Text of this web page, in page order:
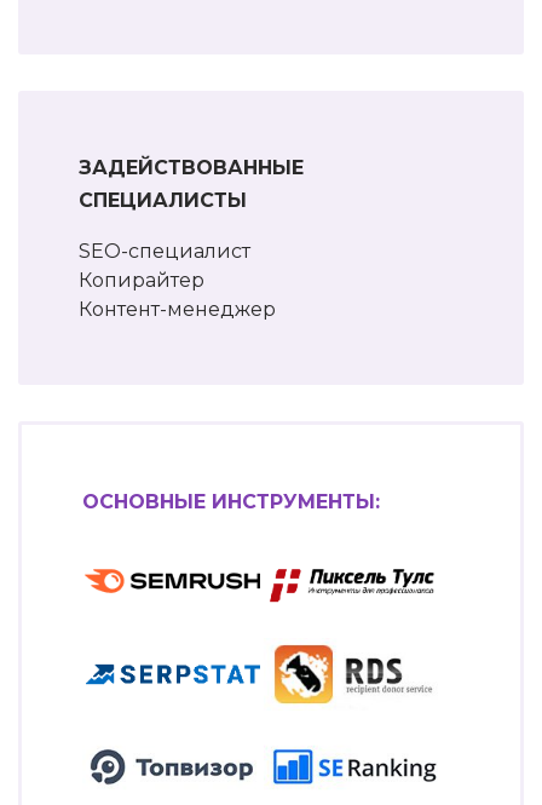
ЗАДЕЙСТВОВАННЫЕ
СПЕЦИАЛИСТЫ
SEO-специалист
Копирайтер
Контент-менеджер
ОСНОВНЫЕ ИНСТРУМЕНТЫ: